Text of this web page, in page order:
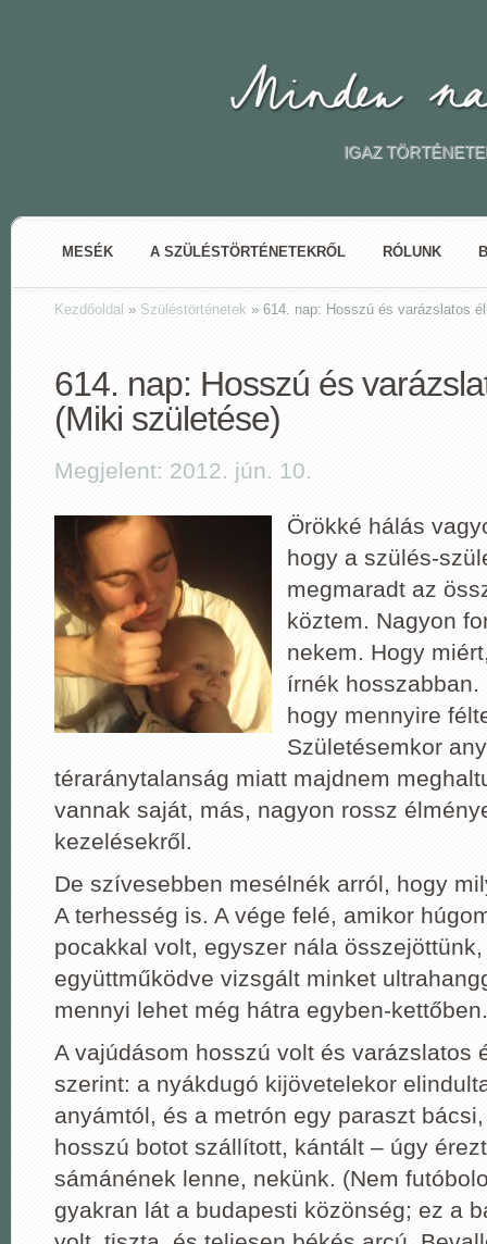
IGAZ
MESÉK A SZÜLÉSTÖRTÉNETEKRŐL RÓLUNK
Kezdőoldal » Szüléstörténetek » 614. nap: Hosszú és varázslatos
614. nap: Hosszú és
(Miki születése)
Megjelent: 2012. jún. 10.
Örökké hálás
hogy a szülés-
megmaradt az
köztem. Nagyon
nekem. Hogy
írnék hosszabban.
hogy mennyire
Születésemkor
téraránytalanság miatt majdnem
vannak saját, más, nagyon rossz
kezelésekről.
De szívesebben mesélnék arról, hogy
A terhesség is. A vége felé, amikor
pocakkal volt, egyszer nála
együttműködve vizsgált minket
mennyi lehet még hátra egyben-kettőben.
A vajúdásom hosszú volt és varázslatos
szerint: a nyákdugó kijövetelekor
anyámtól, és a metrón egy paraszt
hosszú botot szállított, kántált – úgy
sámánének lenne, nekünk. (Nem
gyakran lát a budapesti közönség; ez a